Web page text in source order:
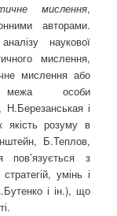
мислення,
авторами.
наукової
мислення,
мислення або
межа особи
Н.Березанськая і
якість розуму в
Б.Теплов,
з
умінь і
і ін.), що